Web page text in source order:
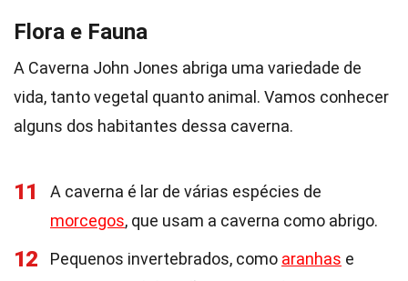
Flora e Fauna
A Caverna John Jones abriga uma variedade de
vida, tanto vegetal quanto animal. Vamos conhecer
alguns dos habitantes dessa caverna.
11
A caverna é lar de várias espécies de
morcegos, que usam a caverna como abrigo.
12 Pequenos invertebrados, como aranhas e